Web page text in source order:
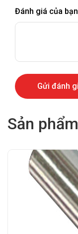
Đánh giá của bạn
Sản